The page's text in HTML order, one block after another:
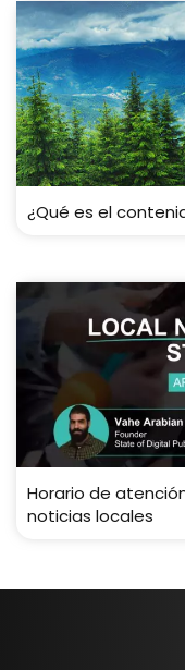
¿Qué es el
Horario de
noticias locales